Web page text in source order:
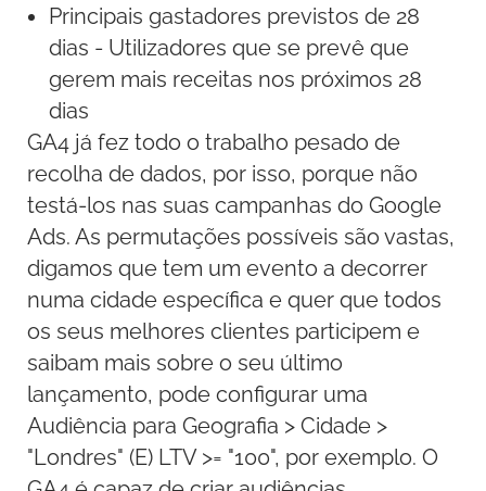
Principais gastadores previstos de 28
dias - Utilizadores que se prevê que
gerem mais receitas nos próximos 28
dias
GA4 já fez todo o trabalho pesado de
recolha de dados, por isso, porque não
testá-los nas suas campanhas do Google
Ads. As permutações possíveis são vastas,
digamos que tem um evento a decorrer
numa cidade específica e quer que todos
os seus melhores clientes participem e
saibam mais sobre o seu último
lançamento, pode configurar uma
Audiência para Geografia > Cidade >
"Londres" (E) LTV >= "100", por exemplo. O